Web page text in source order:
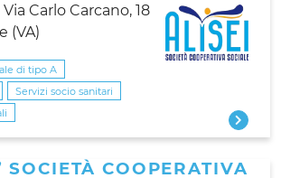
Carlo Carcano, 18
(VA)
di tipo A
Servizi socio sanitari
SOCIETÀ COOPERATIVA